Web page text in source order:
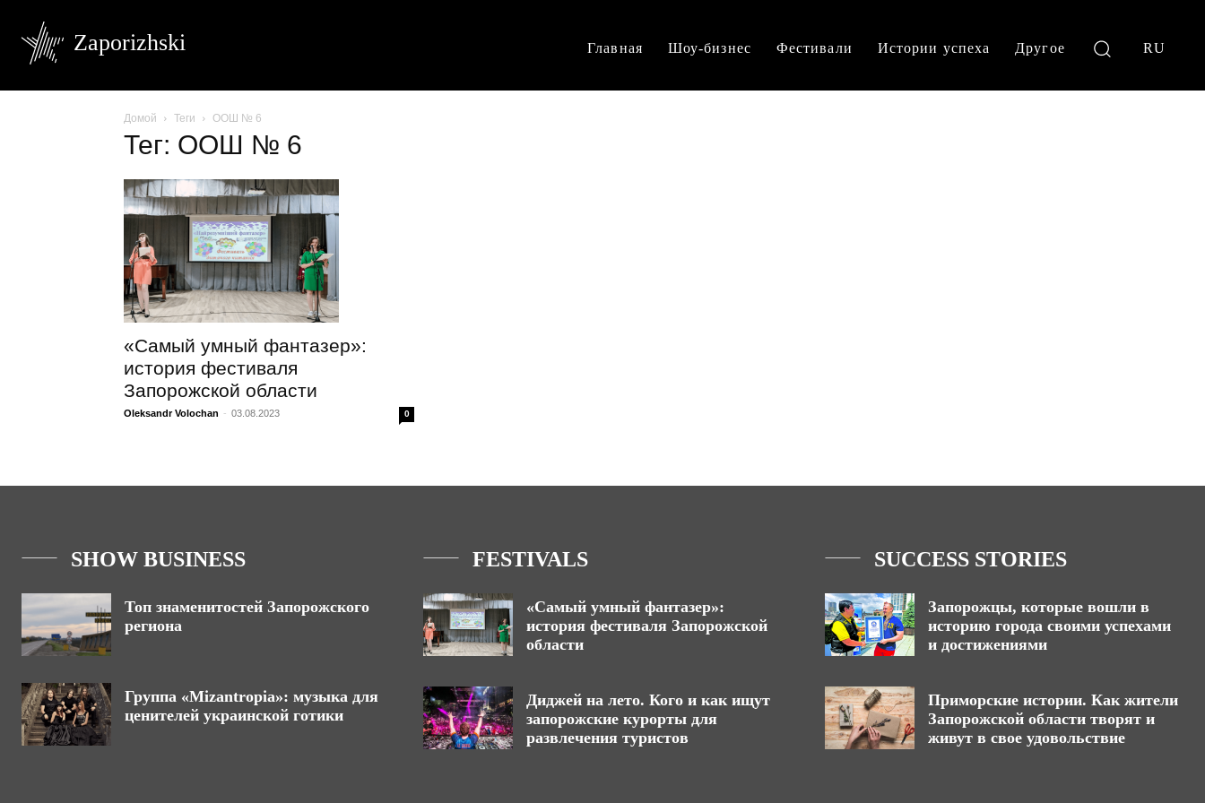
Zaporizhski Главная Шоу-бизнес Фестивали Истории успеха Другое RU
Домой Теги ООШ № 6
Тег: ООШ № 6
«Самый умный фантазер»:
история фестиваля
Запорожской области
Oleksandr Volochan - 03.08.2023 0
SHOW BUSINESS
Топ знаменитостей Запорожского
региона
Группа «Mizantropia»: музыка для
ценителей украинской готики
FESTIVALS
«Самый умный фантазер»:
история фестиваля Запорожской
области
Диджей на лето. Кого и как ищут
запорожские курорты для
развлечения туристов
SUCCESS STORIES
Запорожцы, которые вошли в
историю города своими успехами
и достижениями
Приморские истории. Как жители
Запорожской области творят и
живут в свое удовольствие